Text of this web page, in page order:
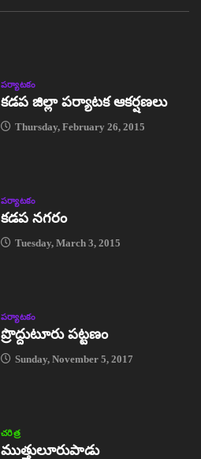
పర్యాటకం
కడప జిల్లా పర్యాటక ఆకర్షణలు
Thursday, February 26, 2015
పర్యాటకం
కడప నగరం
Tuesday, March 3, 2015
పర్యాటకం
ప్రొద్దుటూరు పట్టణం
Sunday, November 5, 2017
చరిత్ర
ముత్తులూరుపాడు